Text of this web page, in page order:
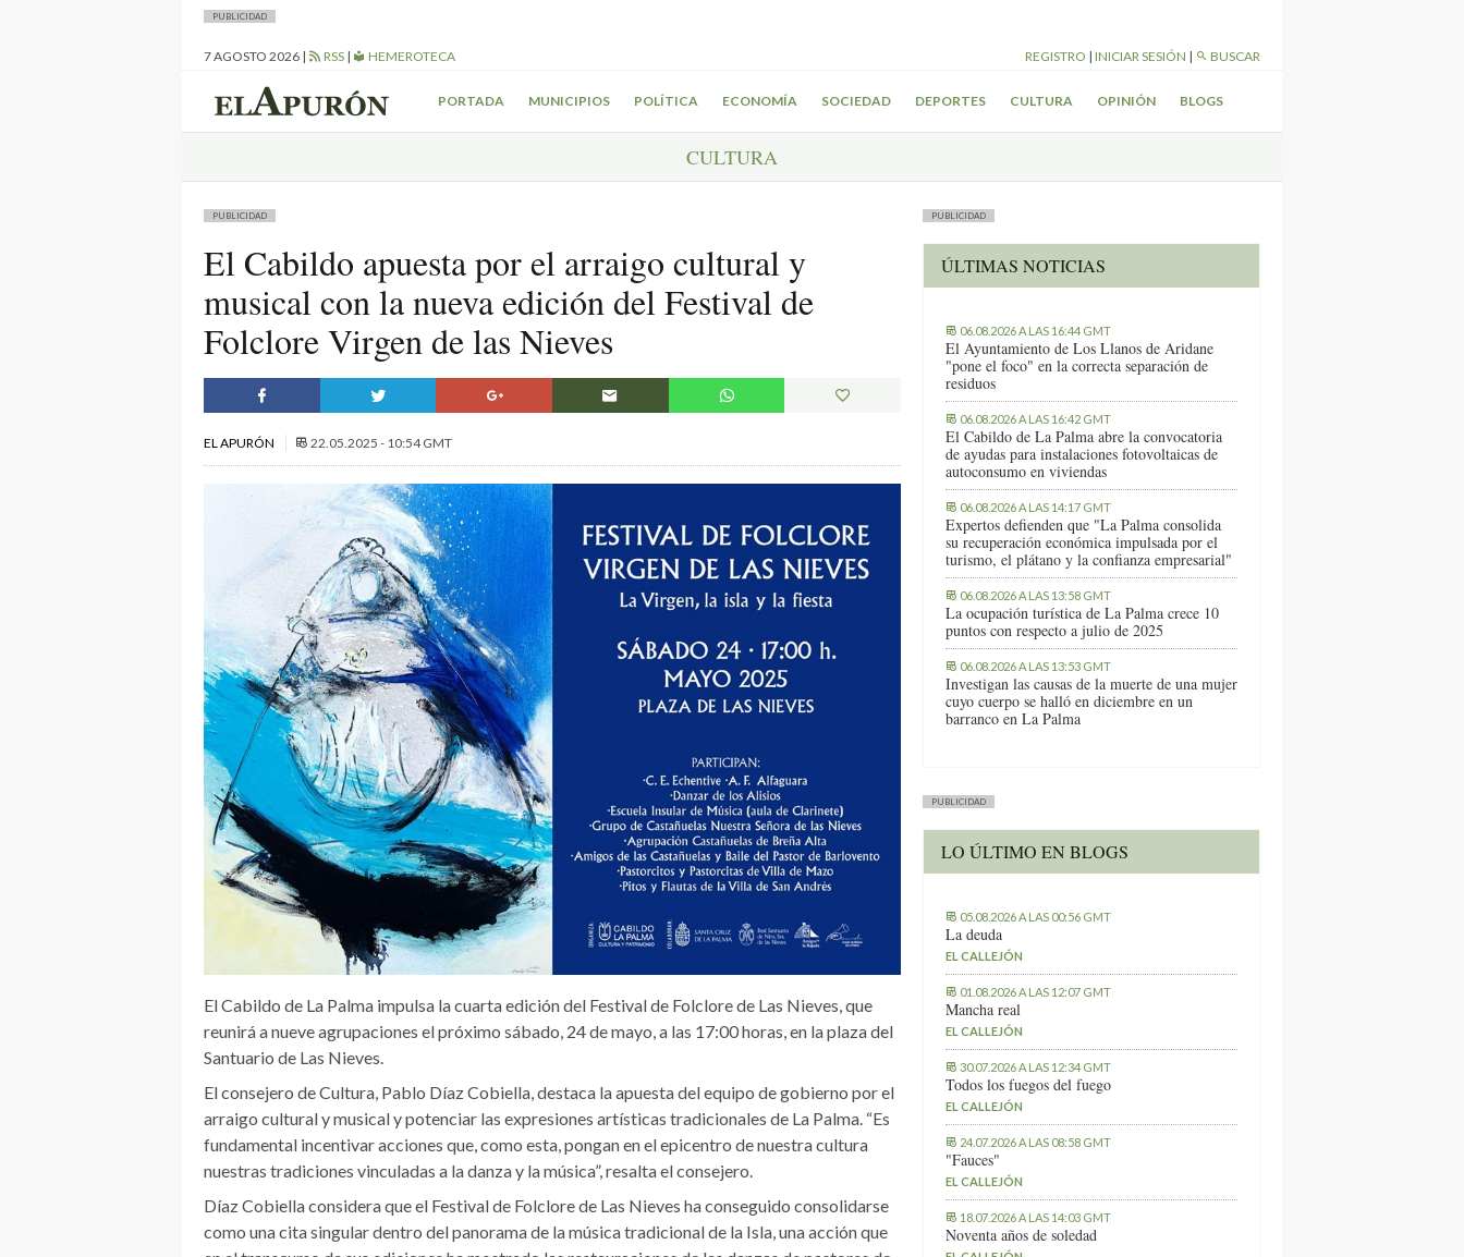
PUBLICIDAD
7 AGOSTO 2026 | RSS | HEMEROTECA REGISTRO | INICIAR SESIÓN | BUSCAR
PORTADA MUNICIPIOS POLÍTICA ECONOMÍA SOCIEDAD DEPORTES CULTURA OPINIÓN BLOGS
CULTURA
PUBLICIDAD
El Cabildo apuesta por el arraigo cultural y
musical con la nueva edición del Festival de
Folclore Virgen de las Nieves
EL APURÓN 22.05.2025 - 10:54 GMT
El Cabildo de La Palma impulsa la cuarta edición del Festival de Folclore de Las Nieves, que
reunirá a nueve agrupaciones el próximo sábado, 24 de mayo, a las 17:00 horas, en la plaza del
Santuario de Las Nieves.
El consejero de Cultura, Pablo Díaz Cobiella, destaca la apuesta del equipo de gobierno por el
arraigo cultural y musical y potenciar las expresiones artísticas tradicionales de La Palma. “Es
fundamental incentivar acciones que, como esta, pongan en el epicentro de nuestra cultura
nuestras tradiciones vinculadas a la danza y la música”, resalta el consejero.
Díaz Cobiella considera que el Festival de Folclore de Las Nieves ha conseguido consolidarse
como una cita singular dentro del panorama de la música tradicional de la Isla, una acción que
PUBLICIDAD
ÚLTIMAS NOTICIAS
06.08.2026 A LAS 16:44 GMT
El Ayuntamiento de Los Llanos de Aridane
"pone el foco" en la correcta separación de
residuos
06.08.2026 A LAS 16:42 GMT
El Cabildo de La Palma abre la convocatoria
de ayudas para instalaciones fotovoltaicas de
autoconsumo en viviendas
06.08.2026 A LAS 14:17 GMT
Expertos defienden que "La Palma consolida
su recuperación económica impulsada por el
turismo, el plátano y la confianza empresarial"
06.08.2026 A LAS 13:58 GMT
La ocupación turística de La Palma crece 10
puntos con respecto a julio de 2025
06.08.2026 A LAS 13:53 GMT
Investigan las causas de la muerte de una mujer
cuyo cuerpo se halló en diciembre en un
barranco en La Palma
PUBLICIDAD
LO ÚLTIMO EN BLOGS
05.08.2026 A LAS 00:56 GMT
La deuda
EL CALLEJÓN
01.08.2026 A LAS 12:07 GMT
Mancha real
EL CALLEJÓN
30.07.2026 A LAS 12:34 GMT
Todos los fuegos del fuego
EL CALLEJÓN
24.07.2026 A LAS 08:58 GMT
"Fauces"
EL CALLEJÓN
18.07.2026 A LAS 14:03 GMT
Noventa años de soledad